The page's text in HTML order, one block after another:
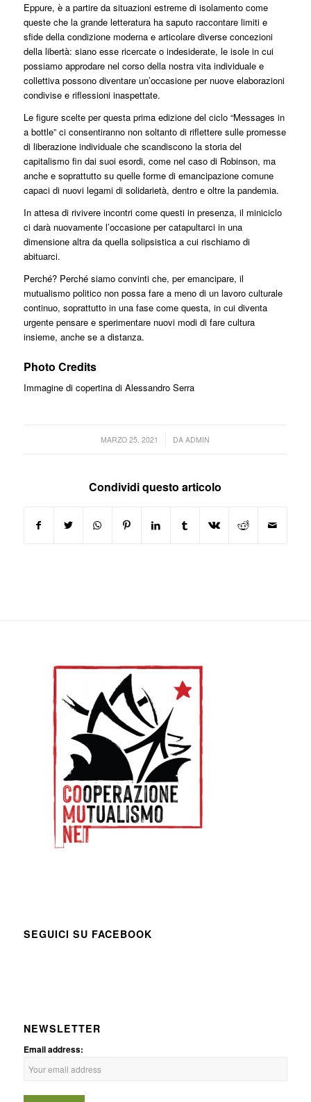
Eppure, è a partire da situazioni estreme di isolamento come
queste che la grande letteratura ha saputo raccontare limiti e
sfide della condizione moderna e articolare diverse concezioni
della libertà: siano esse ricercate o indesiderate, le isole in cui
possiamo approdare nel corso della nostra vita individuale e
collettiva possono diventare un’occasione per nuove elaborazioni
condivise e riflessioni inaspettate.
Le figure scelte per questa prima edizione del ciclo “Messages in
a bottle” ci consentiranno non soltanto di riflettere sulle promesse
di liberazione individuale che scandiscono la storia del
capitalismo fin dai suoi esordi, come nel caso di Robinson, ma
anche e soprattutto su quelle forme di emancipazione comune
capaci di nuovi legami di solidarietà, dentro e oltre la pandemia.
In attesa di rivivere incontri come questi in presenza, il miniciclo
ci darà nuovamente l’occasione per catapultarci in una
dimensione altra da quella solipsistica a cui rischiamo di
abituarci.
Perché? Perché siamo convinti che, per emancipare, il
mutualismo politico non possa fare a meno di un lavoro culturale
continuo, soprattutto in una fase come questa, in cui diventa
urgente pensare e sperimentare nuovi modi di fare cultura
insieme, anche se a distanza.
Photo Credits
Immagine di copertina di Alessandro Serra
MARZO 25, 2021
/ DAADMIN
Condividi questo articolo
SEGUICI SU FACEBOOK
NEWSLETTER
Email address: